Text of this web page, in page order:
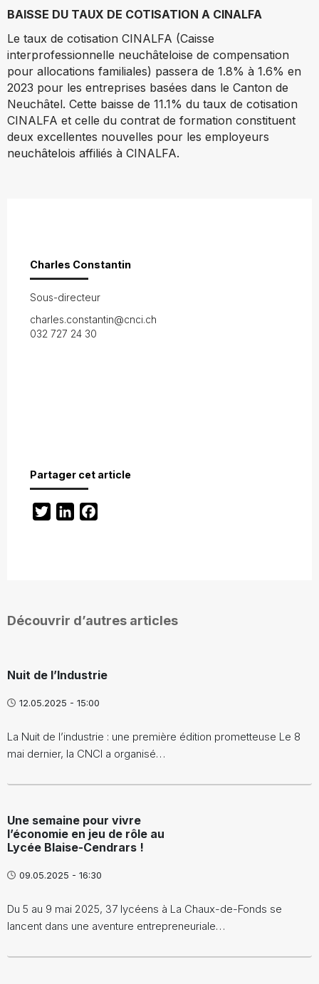
BAISSE DU TAUX DE COTISATION A CINALFA
Le taux de cotisation CINALFA (Caisse
interprofessionnelle neuchâteloise de compensation
pour allocations familiales) passera de 1.8% à 1.6% en
2023 pour les entreprises basées dans le Canton de
Neuchâtel. Cette baisse de 11.1% du taux de cotisation
CINALFA et celle du contrat de formation constituent
deux excellentes nouvelles pour les employeurs
neuchâtelois affiliés à CINALFA.
Charles Constantin
Sous-directeur
charles.constantin@cnci.ch
032 727 24 30
Partager cet article
TwitterLinkedIn
Découvrir d’autres articles
Nuit de l’Industrie
12.05.2025 - 15:00
La Nuit de l’industrie : une première édition prometteuse Le 8
mai dernier, la CNCI a organisé…
Une semaine pour vivre
l’économie en jeu de rôle au
Lycée Blaise-Cendrars !
09.05.2025 - 16:30
Du 5 au 9 mai 2025, 37 lycéens à La Chaux-de-Fonds se
lancent dans une aventure entrepreneuriale…